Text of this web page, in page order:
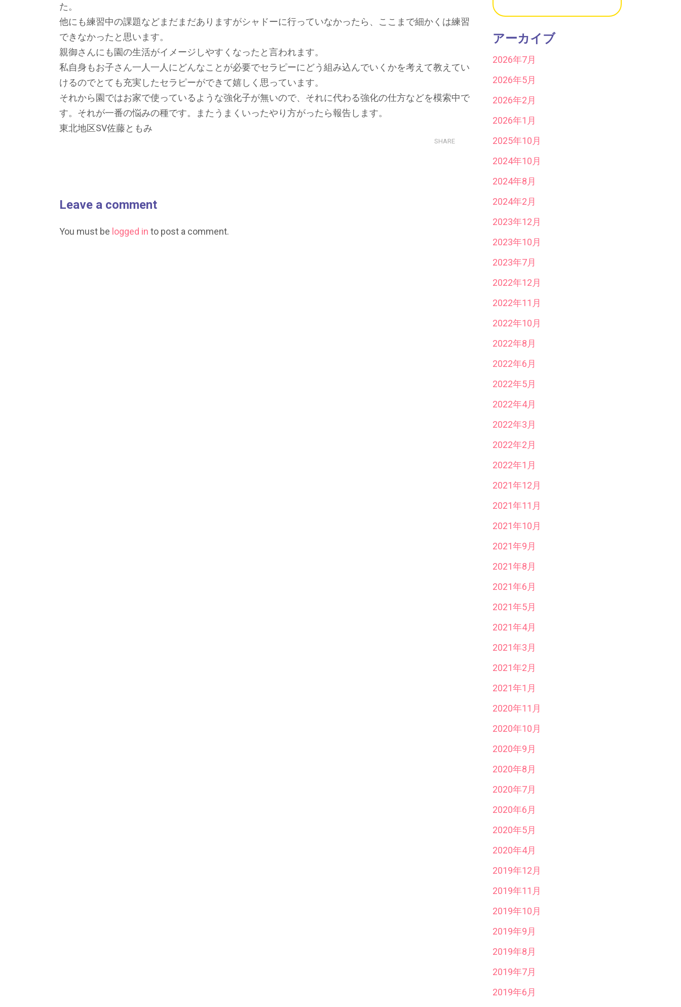
た。
他にも練習中の課題などまだまだありますがシャドーに行っていなかったら、ここまで細かくは練習
できなかったと思います。
親御さんにも園の生活がイメージしやすくなったと言われます。
私自身もお子さん一人一人にどんなことが必要でセラピーにどう組み込んでいくかを考えて教えてい
けるのでとても充実したセラピーができて嬉しく思っています。
それから園ではお家で使っているような強化子が無いので、それに代わる強化の仕方などを模索中で
す。それが一番の悩みの種です。またうまくいったやり方がったら報告します。
東北地区SV佐藤ともみ
SHARE
Leave a comment
You must be logged in to post a comment.
アーカイブ
2026年7月
2026年5月
2026年2月
2026年1月
2025年10月
2024年10月
2024年8月
2024年2月
2023年12月
2023年10月
2023年7月
2022年12月
2022年11月
2022年10月
2022年8月
2022年6月
2022年5月
2022年4月
2022年3月
2022年2月
2022年1月
2021年12月
2021年11月
2021年10月
2021年9月
2021年8月
2021年6月
2021年5月
2021年4月
2021年3月
2021年2月
2021年1月
2020年11月
2020年10月
2020年9月
2020年8月
2020年7月
2020年6月
2020年5月
2020年4月
2019年12月
2019年11月
2019年10月
2019年9月
2019年8月
2019年7月
2019年6月